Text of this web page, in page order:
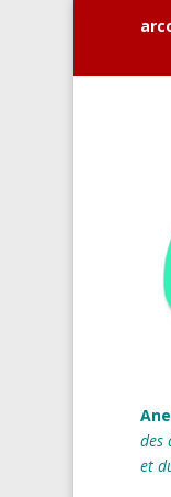
des
et